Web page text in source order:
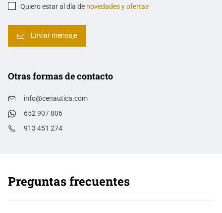
Quiero estar al día de novedades y ofertas
Otras formas de contacto
info@cenautica.com
652 907 806
913 451 274
Preguntas frecuentes